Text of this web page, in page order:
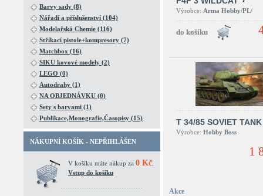
Barvy sady (8)
Nářadí a příslušenství (104)
Modelařská Chemie (116)
Stříkací pistole+kompresory (7)
Matchbox (16)
SIKU kovové modely (2)
LEGO (0)
Autodrahy (1)
NA OBJEDNÁVKU (0)
Sety s barvami (1)
Publikace,Monografie,Časopisy (15)
NÁKUPNÍ KOŠÍK - NEPŘIHLÁŠEN
V košíku máte nákup za 0 Kč
Vstup do košíku
Výrobce: Arma Hobby/PL/
T 34/85 SOVIET TANK
Výrobce: Hobby Boss
1
Akce